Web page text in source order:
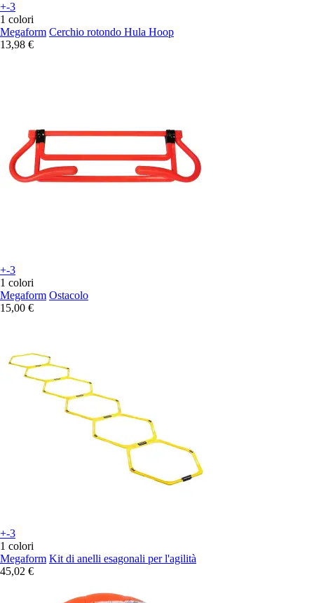
+-3
1 colori
Megaform Cerchio rotondo Hula Hoop
13,98 €
+-3
1 colori
Megaform Ostacolo
15,00 €
+-3
1 colori
Megaform Kit di anelli esagonali per l'agilità
45,02 €